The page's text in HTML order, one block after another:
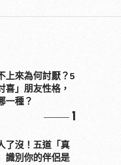
上來為何討厭？5
喜」朋友性格，
一種？
1
了沒！五道「真
識別你的伴侶是